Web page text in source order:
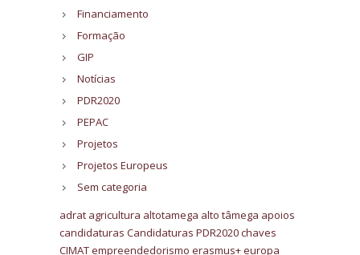
Financiamento
Formação
GIP
Notícias
PDR2020
PEPAC
Projetos
Projetos Europeus
Sem categoria
adrat agricultura altotamega alto tâmega apoios
candidaturas Candidaturas PDR2020chaves
CIMATempreendedorismo erasmus+europa